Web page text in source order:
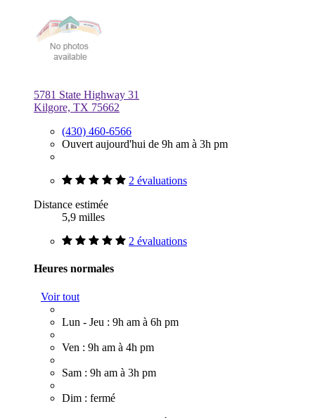
5781 State Highway 31
Kilgore, TX 75662
(430) 460-6566
Ouvert aujourd'hui de 9h am à 3h pm
2 évaluations
Distance estimée
5,9 milles
2 évaluations
Heures normales
Voir tout
Lun - Jeu : 9h am à 6h pm
Ven : 9h am à 4h pm
Sam : 9h am à 3h pm
Dim : fermé